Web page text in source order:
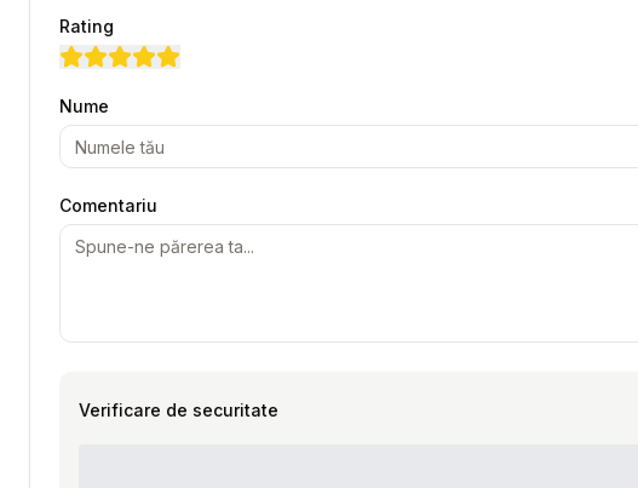
Rating
Nume
Comentariu
Verificare de securitate